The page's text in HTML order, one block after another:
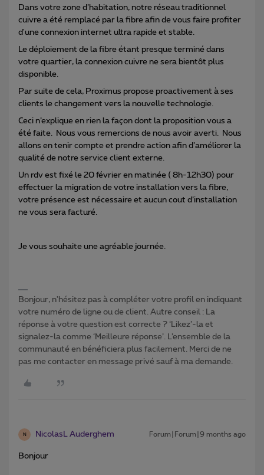
Dans votre zone d’habitation, notre réseau traditionnel
cuivre a été remplacé par la fibre afin de vous faire profiter
d'une connexion internet ultra rapide et stable.
Le déploiement de la fibre étant presque terminé dans
votre quartier, la connexion cuivre ne sera bientôt plus
disponible.
Par suite de cela, Proximus propose proactivement à ses
clients le changement vers la nouvelle technologie.
Ceci n’explique en rien la façon dont la proposition vous a
été faite. Nous vous remercions de nous avoir averti. Nous
allons en tenir compte et prendre action afin d’améliorer la
qualité de notre service client externe.
Un rdv est fixé le 20 février en matinée ( 8h-12h30) pour
effectuer la migration de votre installation vers la fibre,
votre présence est nécessaire et aucun cout d’installation
ne vous sera facturé.
Je vous souhaite une agréable journée.
Bonjour, n'hésitez pas à compléter votre profil en indiquant
votre numéro de ligne ou de client. Autre conseil : La
réponse à votre question est correcte ? ‘Likez’-la et
signalez-la comme ‘Meilleure réponse’. L’ensemble de la
communauté en bénéficiera plus facilement. Merci de ne
pas me contacter en message privé sauf à ma demande.
N NicolasL Auderghem Forum|Forum|9 months ago
Bonjour